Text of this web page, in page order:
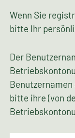
Wenn Sie
bitte Ihr
Der
bitte ihre (von